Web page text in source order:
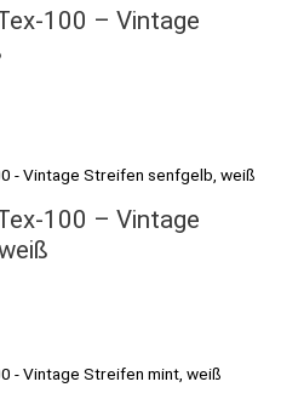
100 – Vintage
100 – Vintage